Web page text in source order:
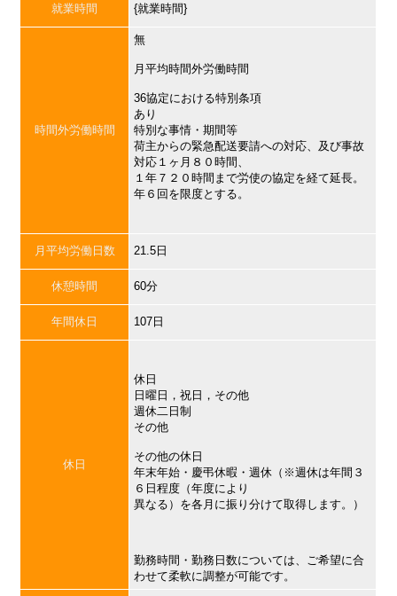
就業時間 {就業時間}
時間外労働時間
無
月平均時間外労働時間
36協定における特別条項
あり
特別な事情・期間等
荷主からの緊急配送要請への対応、及び事故
対応１ヶ月８０時間、
１年７２０時間まで労使の協定を経て延長。
年６回を限度とする。
月平均労働日数 21.5日
休憩時間 60分
年間休日 107日
休日
休日
日曜日，祝日，その他
週休二日制
その他
その他の休日
年末年始・慶弔休暇・週休（※週休は年間３
６日程度（年度により
異なる）を各月に振り分けて取得します。）
勤務時間・勤務日数については、ご希望に合
わせて柔軟に調整が可能です。